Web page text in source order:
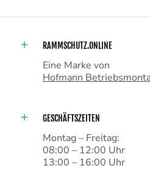
RAMMSCHUTZ.ONLINE
Eine Marke von
Hofmann
GESCHÄFTSZEITEN
Montag – Freitag:
08:00 – 12:00 Uhr
13:00 – 16:00 Uhr